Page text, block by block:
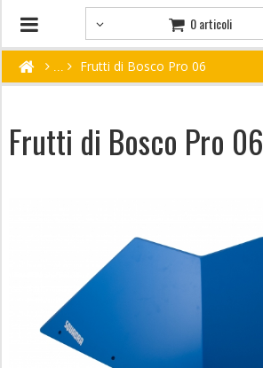
0 articoli
Frutti di Bosco Pro 06
Frutti di Bosco Pro 06